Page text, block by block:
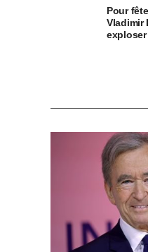
Pour
Vladimir